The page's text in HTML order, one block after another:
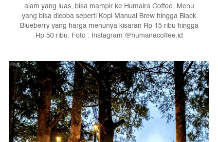
alam yang luas, bisa mampir ke Humaira Coffee. Menu
yang bisa dicoba seperti Kopi Manual Brew hingga Black
Blueberry yang harga menunya kisaran Rp 15 ribu hingga
Rp 50 ribu. Foto : Instagram @humairacoffee.id